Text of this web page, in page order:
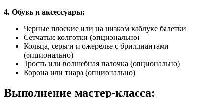
4. Обувь и аксессуары:
Черные плоские или на низком каблуке балетки
Сетчатые колготки (опционально)
Кольца, серьги и ожерелье с бриллиантами
(опционально)
Трость или волшебная палочка (опционально)
Корона или тиара (опционально)
Выполнение мастер-класса: